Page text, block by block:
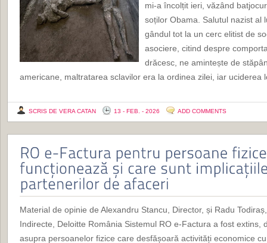
mi-a încolțit ieri, văzând
soților Obama. Salutul nazist al
gândul tot la un cerc elitist de
asociere, citind despre
drăcesc, ne amintește de
americane, maltratarea sclavilor era la ordinea zilei, iar
SCRIS DE VERA CATAN 13 - FEB. - 2026 ADD COMMENTS
Material de opinie de Alexandru Stancu, Director, și Radu
Indirecte, Deloitte România Sistemul RO e-Factura a fost extins,
asupra persoanelor fizice care desfășoară activități economice